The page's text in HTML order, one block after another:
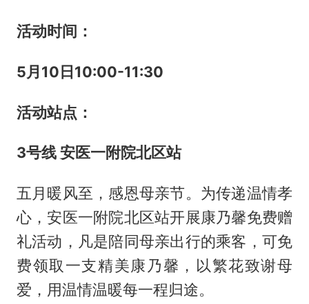
活动时间：
5月10日10:00-11:30
活动站点：
3号线 安医一附院北区站
五月暖风至，感恩母亲节。为传递温情孝
心，安医一附院北区站开展康乃馨免费赠
礼活动，凡是陪同母亲出行的乘客，可免
费领取一支精美康乃馨，以繁花致谢母
爱，用温情温暖每一程归途。